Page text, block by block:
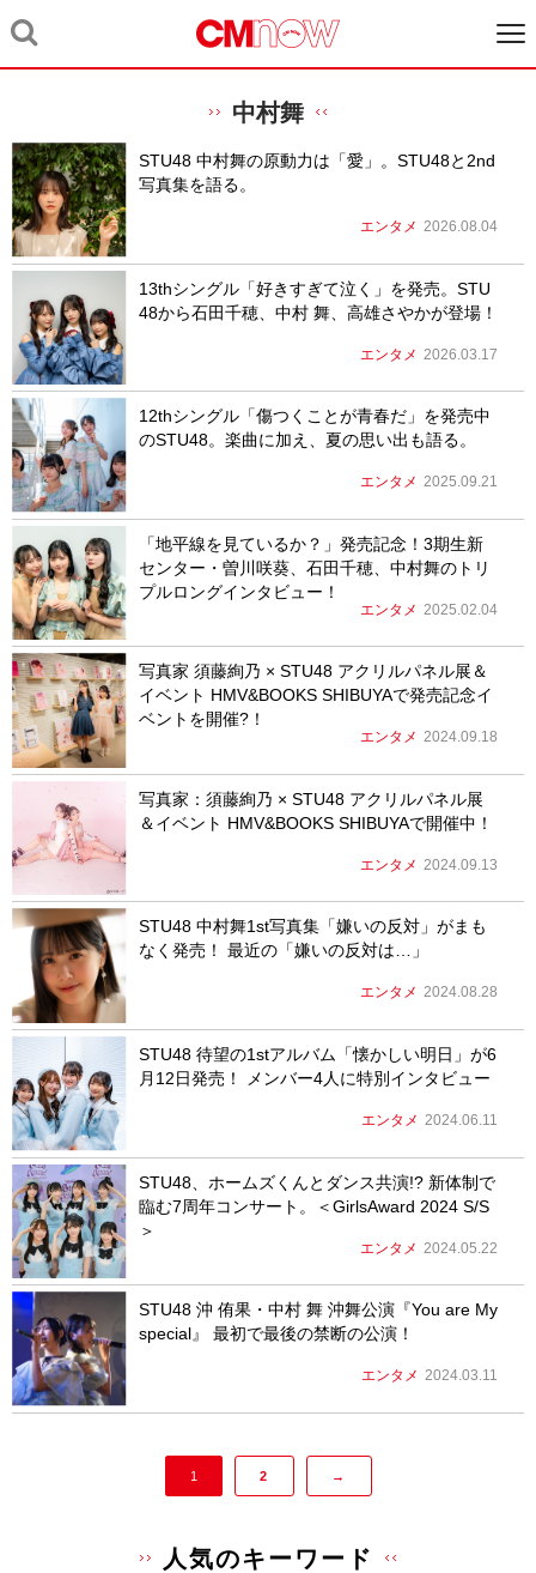
中村舞
STU48 中村舞の原動力は「愛」。STU48と2nd
写真集を語る。
エンタメ 2026.08.04
13thシングル「好きすぎて泣く」を発売。STU
48から石田千穂、中村 舞、高雄さやかが登場！
エンタメ 2026.03.17
12thシングル「傷つくことが青春だ」を発売中
のSTU48。楽曲に加え、夏の思い出も語る。
エンタメ 2025.09.21
「地平線を見ているか？」発売記念！3期生新
センター・曽川咲葵、石田千穂、中村舞のトリ
プルロングインタビュー！
エンタメ 2025.02.04
写真家 須藤絢乃 × STU48 アクリルパネル展＆
イベント HMV&BOOKS SHIBUYAで発売記念イ
ベントを開催?！
エンタメ 2024.09.18
写真家：須藤絢乃 × STU48 アクリルパネル展
＆イベント HMV&BOOKS SHIBUYAで開催中！
エンタメ 2024.09.13
STU48 中村舞1st写真集「嫌いの反対」がまも
なく発売！ 最近の「嫌いの反対は…」
エンタメ 2024.08.28
STU48 待望の1stアルバム「懐かしい明日」が6
月12日発売！ メンバー4人に特別インタビュー
エンタメ 2024.06.11
STU48、ホームズくんとダンス共演!? 新体制で
臨む7周年コンサート。＜GirlsAward 2024 S/S
＞
エンタメ 2024.05.22
STU48 沖 侑果・中村 舞 沖舞公演『You are My
special』 最初で最後の禁断の公演！
エンタメ 2024.03.11
1 2 →
人気のキーワード